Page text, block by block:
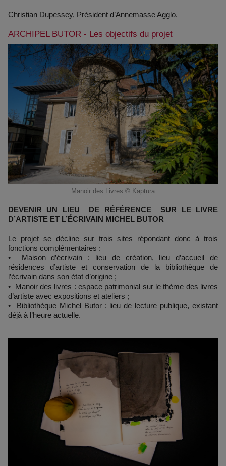
Christian Dupessey, Président d’Annemasse Agglo.
ARCHIPEL BUTOR - Les objectifs du projet
Manoir des Livres © Kaptura
DEVENIR UN LIEU DE RÉFÉRENCE SUR LE LIVRE
D’ARTISTE ET L’ÉCRIVAIN MICHEL BUTOR
Le projet se décline sur trois sites répondant donc à trois
fonctions complémentaires :
• Maison d’écrivain : lieu de création, lieu d’accueil de
résidences d’artiste et conservation de la bibliothèque de
l’écrivain dans son état d’origine ;
• Manoir des livres : espace patrimonial sur le thème des livres
d’artiste avec expositions et ateliers ;
• Bibliothèque Michel Butor : lieu de lecture publique, existant
déjà à l’heure actuelle.